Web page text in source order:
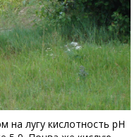
на лугу кислотность рН